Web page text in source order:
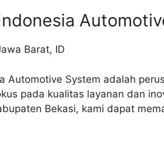
Barat, ID
Automotive System adalah
pada kualitas layanan dan
Bekasi, kami dapat